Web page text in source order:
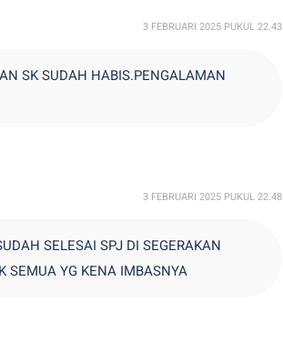
3 FEBRUARI 2025 PUKUL 22.43
SK SUDAH HABIS.PENGALAMAN
3 FEBRUARI 2025 PUKUL 22.48
SELESAI SPJ DI SEGERAKAN
SEMUA YG KENA IMBASNYA